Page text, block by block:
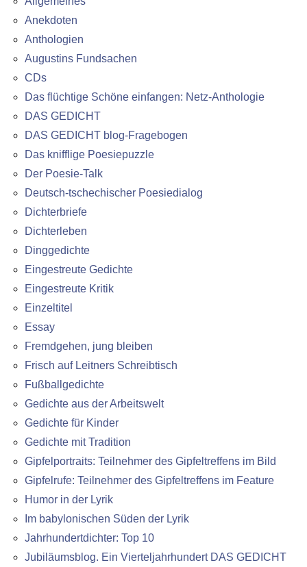
Anekdoten
Anthologien
Augustins Fundsachen
CDs
Das flüchtige Schöne einfangen: Netz-Anthologie
DAS GEDICHT
DAS GEDICHT blog-Fragebogen
Das knifflige Poesiepuzzle
Der Poesie-Talk
Deutsch-tschechischer Poesiedialog
Dichterbriefe
Dichterleben
Dinggedichte
Eingestreute Gedichte
Eingestreute Kritik
Einzeltitel
Essay
Fremdgehen, jung bleiben
Frisch auf Leitners Schreibtisch
Fußballgedichte
Gedichte aus der Arbeitswelt
Gedichte für Kinder
Gedichte mit Tradition
Gipfelportraits: Teilnehmer des Gipfeltreffens im Bild
Gipfelrufe: Teilnehmer des Gipfeltreffens im Feature
Humor in der Lyrik
Im babylonischen Süden der Lyrik
Jahrhundertdichter: Top 10
Jubiläumsblog. Ein Vierteljahrhundert DAS GEDICHT